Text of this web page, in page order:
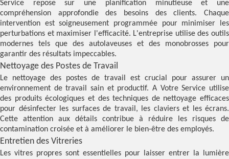
Service repose sur une planification minutieuse et une
compréhension approfondie des besoins des clients. Chaque
intervention est soigneusement programmée pour minimiser les
perturbations et maximiser l'efficacité. L'entreprise utilise des outils
modernes tels que des autolaveuses et des monobrosses pour
garantir des résultats impeccables.
Nettoyage des Postes de Travail
Le nettoyage des postes de travail est crucial pour assurer un
environnement de travail sain et productif. A Votre Service utilise
des produits écologiques et des techniques de nettoyage efficaces
pour désinfecter les surfaces de travail, les claviers et les écrans.
Cette attention aux détails contribue à réduire les risques de
contamination croisée et à améliorer le bien-être des employés.
Entretien des Vitreries
Les vitres propres sont essentielles pour laisser entrer la lumière